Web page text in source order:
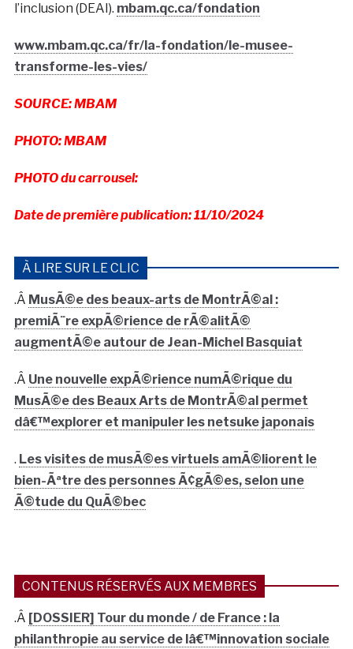
l’inclusion (DEAI). mbam.qc.ca/fondation
www.mbam.qc.ca/fr/la-fondation/le-musee-
transforme-les-vies/
SOURCE: MBAM
PHOTO: MBAM
PHOTO du carrousel:
Date de première publication: 11/10/2024
À LIRE SUR LE CLIC
.Â MusÃ©e des beaux-arts de MontrÃ©al :
premiÃ¨re expÃ©rience de rÃ©alitÃ©
augmentÃ©e autour de Jean-Michel Basquiat
.Â Une nouvelle expÃ©rience numÃ©rique du
MusÃ©e des Beaux Arts de MontrÃ©al permet
dâ€™explorer et manipuler les netsuke japonais
. Les visites de musÃ©es virtuels amÃ©liorent le
bien-Ãªtre des personnes Ã¢gÃ©es, selon une
Ã©tude du QuÃ©bec
CONTENUS RÉSERVÉS AUX MEMBRES
.Â [DOSSIER] Tour du monde / de France : la
philanthropie au service de lâ€™innovation sociale